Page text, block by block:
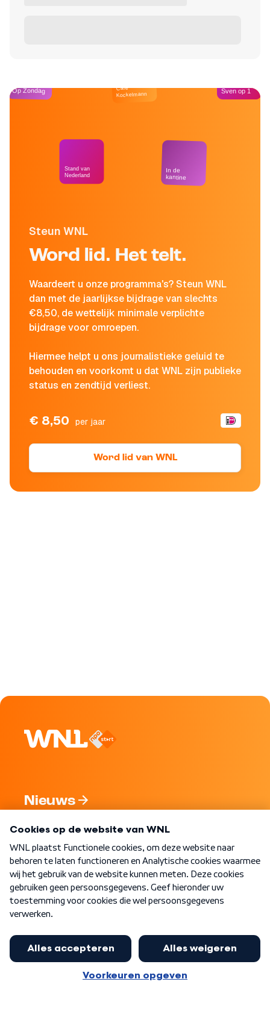
Steun WNL
Word lid. Het telt.
Waardeert u onze programma's? Steun WNL
dan met de jaarlijkse bijdrage van slechts
€8,50, de wettelijk minimale verplichte
bijdrage voor omroepen.
Hiermee helpt u ons journalistieke geluid te
behouden en voorkomt u dat WNL zijn publieke
status en zendtijd verliest.
€ 8,50 per jaar
Word lid van WNL
Op Zondag
Stand van
Nederland
Café
Kockelmann
In de
kantine
Sven op 1
Nieuws
Nieuwsbrief
Word Lid